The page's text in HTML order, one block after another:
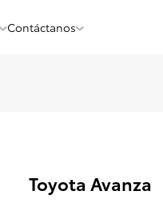
Contáctanos
Toyota Avanza